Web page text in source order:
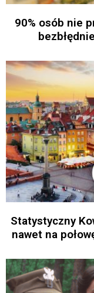
90% osób nie
Statystyczny
nawet na